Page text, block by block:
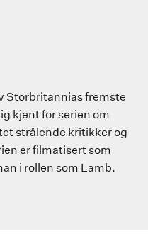
Storbritannias fremste
kjent for serien om
strålende kritikker og
er filmatisert som
i rollen som Lamb.